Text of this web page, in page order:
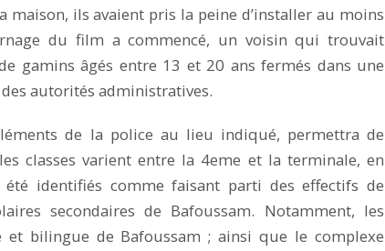
maison, ils avaient pris la peine d’installer au moins
du film a commencé, un voisin qui trouvait
gamins âgés entre 13 et 20 ans fermés dans une
autorités administratives.
de la police au lieu indiqué, permettra de
classes varient entre la 4eme et la terminale, en
été identifiés comme faisant parti des effectifs de
secondaires de Bafoussam. Notamment, les
et bilingue de Bafoussam ; ainsi que le complexe